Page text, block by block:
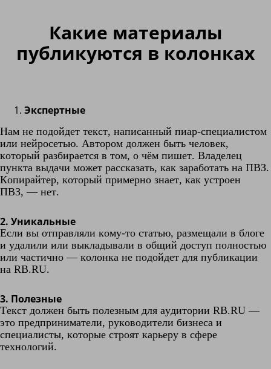
Какие материалы
публикуются в колонках
Экспертные
Нам не подойдет текст, написанный пиар-специалистом
или нейросетью. Автором должен быть человек,
который разбирается в том, о чём пишет. Владелец
пункта выдачи может рассказать, как заработать на ПВЗ.
Копирайтер, который примерно знает, как устроен
ПВЗ, — нет.
2. Уникальные
Если вы отправляли кому-то статью, размещали в блоге
и удалили или выкладывали в общий доступ полностью
или частично — колонка не подойдет для публикации
на RB.RU.
3. Полезные
Текст должен быть полезным для аудитории RB.RU —
это предприниматели, руководители бизнеса и
специалисты, которые строят карьеру в сфере
технологий.